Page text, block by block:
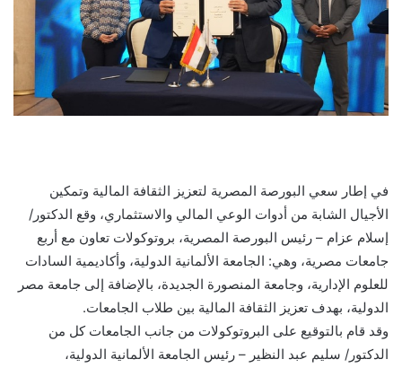
في إطار سعي البورصة المصرية لتعزيز الثقافة المالية وتمكين
الأجيال الشابة من أدوات الوعي المالي والاستثماري، وقع الدكتور/
إسلام عزام – رئيس البورصة المصرية، بروتوكولات تعاون مع أربع
جامعات مصرية، وهي: الجامعة الألمانية الدولية، وأكاديمية السادات
للعلوم الإدارية، وجامعة المنصورة الجديدة، بالإضافة إلى جامعة مصر
الدولية، بهدف تعزيز الثقافة المالية بين طلاب الجامعات.
وقد قام بالتوقيع على البروتوكولات من جانب الجامعات كل من
الدكتور/ سليم عبد النظير – رئيس الجامعة الألمانية الدولية،